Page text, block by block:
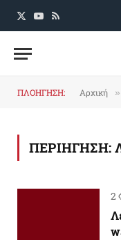
X
YouTube
RSS
ΠΛΟΗΓΗΣΗ: Αρχική »
ΠΕΡΙΗΓΗΣΗ:
2